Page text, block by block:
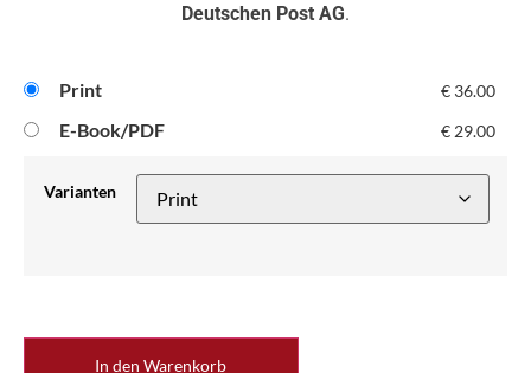
Deutschen Post AG.
Print € 36.00
E-Book/PDF € 29.00
Varianten
In den Warenkorb